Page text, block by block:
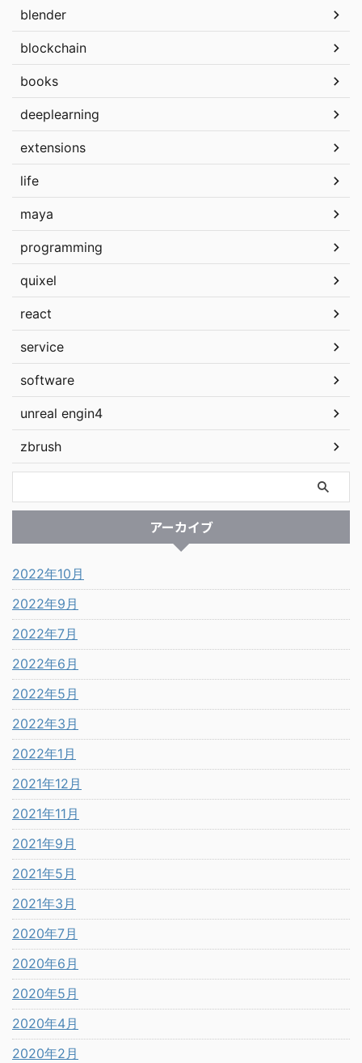
blender
blockchain
books
deeplearning
extensions
life
maya
programming
quixel
react
service
software
unreal engin4
zbrush
アーカイブ
2022年10月
2022年9月
2022年7月
2022年6月
2022年5月
2022年3月
2022年1月
2021年12月
2021年11月
2021年9月
2021年5月
2021年3月
2020年7月
2020年6月
2020年5月
2020年4月
2020年2月